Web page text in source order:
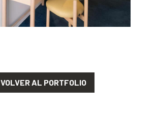
VOLVER AL PORTFOLIO